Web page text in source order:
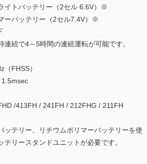
バッテリー（2セル 6.6V）※
ッテリー（2セル7.4V）※
続で4～5時間の連続運転が可能です。
FHSS）
1.5msec
/413FH / 241FH / 212FHG / 211FH
テリー、リチウムポリマーバッテリーを使
テリースタンドユニットが必要です。